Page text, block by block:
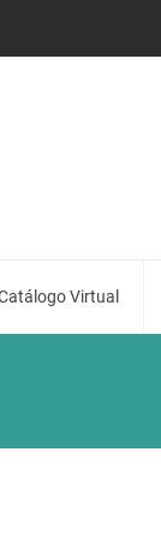
Virtual